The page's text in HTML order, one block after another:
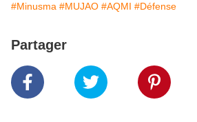
#Minusma #MUJAO #AQMI #Défense
Partager